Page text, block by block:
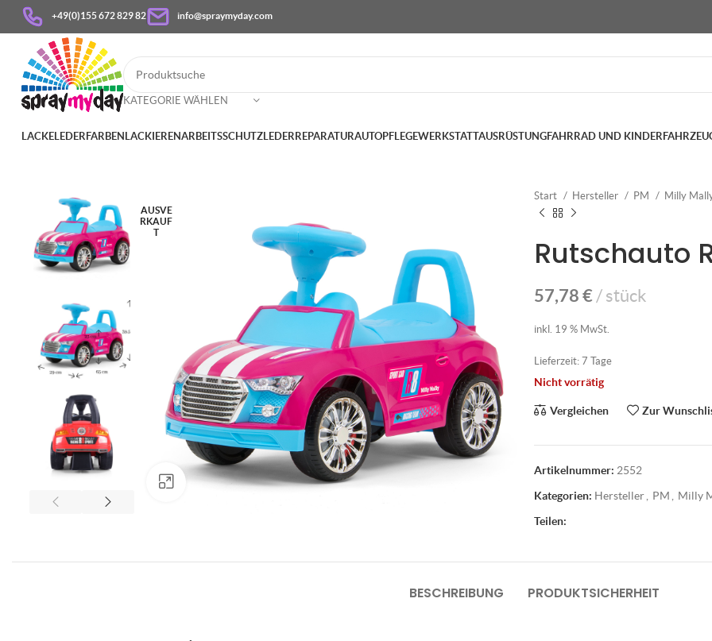
+49(0)155 672 829 82 info@spraymyday.com
KATEGORIE WÄHLEN
LACKELEDERFARBENLACKIERENARBEITSSCHUTZLEDERREPARATURAUTOPFLEGEWERKSTATTAUSRÜSTUNGFAHRRAD UND
AUSVE
RKAUF
T
Klick zum Vergrößern
Start Hersteller PM Milly
Rutschauto
57,78 € stück
inkl. 19 % MwSt.
Lieferzeit: 7 Tage
Nicht vorrätig
Vergleichen Zur
Artikelnummer: 2552
Kategorien: Hersteller PM
Milly
Teilen:
BESCHREIBUNG PRODUKTSICHERHEIT